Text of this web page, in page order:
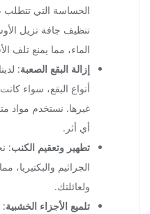
الحساسة التي تتطلب
تنظيف جافة تزيل
الماء، مما يمنع تلف
إزالة البقع الصعبة:
أنواع البقع، سواء
غيرها. نستخدم مواد
أي أثر.
تطهير وتعقيم الكنب:
الجراثيم
ولعائلتك.
تلميع الأجزاء الخشبية: